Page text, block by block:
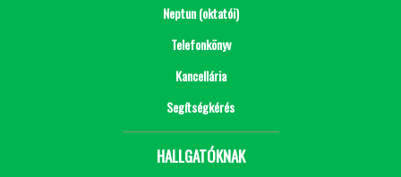
Neptun (oktatói)
Telefonkönyv
Kancellária
Segítségkérés
HALLGATÓKNAK